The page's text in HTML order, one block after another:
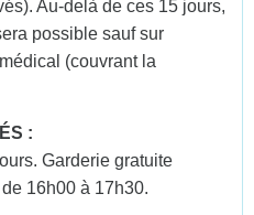
Au-delà de ces 15 jours,
possible sauf sur
(couvrant la
:
Garderie gratuite
16h00 à 17h30.